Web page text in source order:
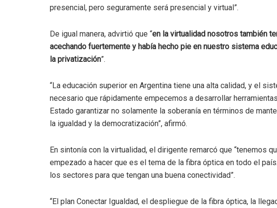
presencial, pero seguramente será presencial y virtual”.
De igual manera, advirtió que “en la virtualidad nosotros también
acechando fuertemente y había hecho pie en nuestro sistema
la privatización”.
“La educación superior en Argentina tiene una alta calidad, y el
necesario que rápidamente empecemos a desarrollar
Estado garantizar no solamente la soberanía en términos de
la igualdad y la democratización”, afirmó.
En sintonía con la virtualidad, el dirigente remarcó que “tenemos
empezado a hacer que es el tema de la fibra óptica en todo el
los sectores para que tengan una buena conectividad”.
“El plan Conectar Igualdad, el despliegue de la fibra óptica, la